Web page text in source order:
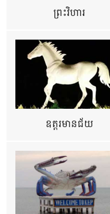
ព្រះវិហារ
ឧត្ដរមានជ័យ